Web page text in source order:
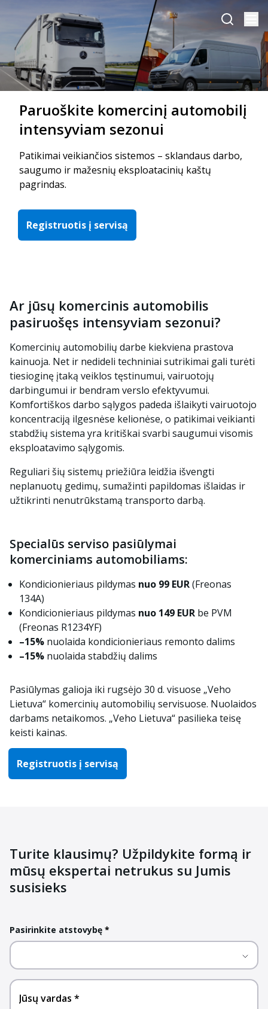
Paruoškite komercinį automobilį
intensyviam sezonui
Patikimai veikiančios sistemos – sklandaus darbo,
saugumo ir mažesnių eksploatacinių kaštų
pagrindas.
Registruotis į servisą
Ar jūsų komercinis automobilis
pasiruošęs intensyviam sezonui?
Komercinių automobilių darbe kiekviena prastova
kainuoja. Net ir nedideli techniniai sutrikimai gali turėti
tiesioginę įtaką veiklos tęstinumui, vairuotojų
darbingumui ir bendram verslo efektyvumui.
Komfortiškos darbo sąlygos padeda išlaikyti vairuotojo
koncentraciją ilgesnėse kelionėse, o patikimai veikianti
stabdžių sistema yra kritiškai svarbi saugumui visomis
eksploatavimo sąlygomis.
Reguliari šių sistemų priežiūra leidžia išvengti
neplanuotų gedimų, sumažinti papildomas išlaidas ir
užtikrinti nenutrūkstamą transporto darbą.
Specialūs serviso pasiūlymai
komerciniams automobiliams:
Kondicionieriaus pildymas nuo 99 EUR(Freonas
134A)
Kondicionieriaus pildymas nuo 149 EUR be PVM
(Freonas R1234YF)
–15% nuolaida kondicionieriaus remonto dalims
–15% nuolaida stabdžių dalims
Pasiūlymas galioja iki rugsėjo 30 d. visuose „Veho
Lietuva“ komercinių automobilių servisuose. Nuolaidos
darbams netaikomos. „Veho Lietuva“ pasilieka teisę
keisti kainas.
Registruotis į servisą
Turite klausimų? Užpildykite formą ir
mūsų ekspertai netrukus su Jumis
susisieks
Pasirinkite atstovybę *
Jūsų vardas